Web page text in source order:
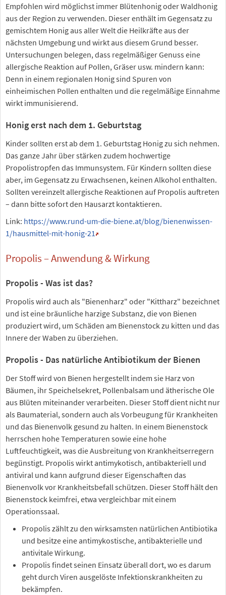
Empfohlen wird möglichst immer Blütenhonig oder Waldhonig
aus der Region zu verwenden. Dieser enthält im Gegensatz zu
gemischtem Honig aus aller Welt die Heilkräfte aus der
nächsten Umgebung und wirkt aus diesem Grund besser.
Untersuchungen belegen, dass regelmäßiger Genuss eine
allergische Reaktion auf Pollen, Gräser usw. mindern kann:
Denn in einem regionalen Honig sind Spuren von
einheimischen Pollen enthalten und die regelmäßige Einnahme
wirkt immunisierend.
Honig erst nach dem 1. Geburtstag
Kinder sollten erst ab dem 1. Geburtstag Honig zu sich nehmen.
Das ganze Jahr über stärken zudem hochwertige
Propolistropfen das Immunsystem. Für Kindern sollten diese
aber, im Gegensatz zu Erwachsenen, keinen Alkohol enthalten.
Sollten vereinzelt allergische Reaktionen auf Propolis auftreten
– dann bitte sofort den Hausarzt kontaktieren.
Link: https://www.rund-um-die-biene.at/blog/bienenwissen-
1/hausmittel-mit-honig-21
Propolis – Anwendung & Wirkung
Propolis - Was ist das?
Propolis wird auch als "Bienenharz" oder "Kittharz" bezeichnet
und ist eine bräunliche harzige Substanz, die von Bienen
produziert wird, um Schäden am Bienenstock zu kitten und das
Innere der Waben zu überziehen.
Propolis - Das natürliche Antibiotikum der Bienen
Der Stoff wird von Bienen hergestellt indem sie Harz von
Bäumen, ihr Speichelsekret, Pollenbalsam und ätherische Ole
aus Blüten miteinander verarbeiten. Dieser Stoff dient nicht nur
als Baumaterial, sondern auch als Vorbeugung für Krankheiten
und das Bienenvolk gesund zu halten. In einem Bienenstock
herrschen hohe Temperaturen sowie eine hohe
Luftfeuchtigkeit, was die Ausbreitung von Krankheitserregern
begünstigt. Propolis wirkt antimykotisch, antibakteriell und
antiviral und kann aufgrund dieser Eigenschaften das
Bienenvolk vor Krankheitsbefall schützen. Dieser Stoff hält den
Bienenstock keimfrei, etwa vergleichbar mit einem
Operationssaal.
Propolis zählt zu den wirksamsten natürlichen Antibiotika
und besitze eine antimykostische, antibakterielle und
antivitale Wirkung.
Propolis findet seinen Einsatz überall dort, wo es darum
geht durch Viren ausgelöste Infektionskrankheiten zu
bekämpfen.